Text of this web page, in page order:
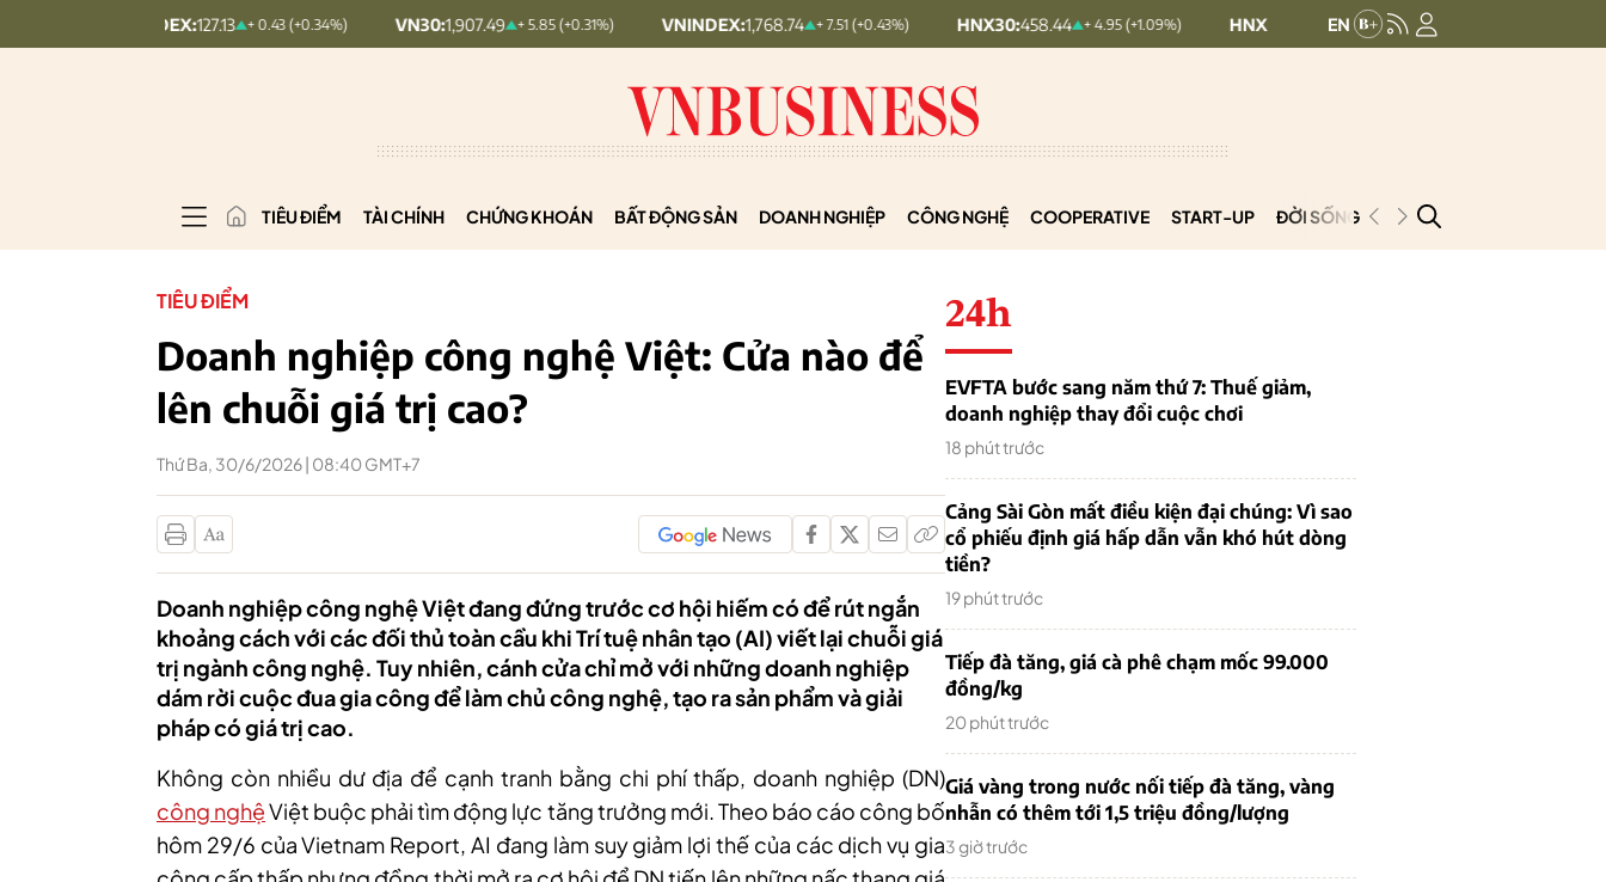
+ 0.43 (+0.34%) VN30: 1,907.49 + 5.85 (+0.31%) VNINDEX: 1,768.74 + 7.51 (+0.43%) HNX30: 458.44 + 4.95 (+1.09%) HNXINDEX:293 0.19 (0.06%) UPCOMINDEX:
TIÊU ĐIỂM TÀI CHÍNH CHỨNG KHOÁN BẤT ĐỘNG SẢN DOANH NGHIỆP CÔNG NGHỆ COOPERATIVE START-UP ĐỜI SỐNG PODCAST
TIÊU ĐIỂM
Doanh nghiệp công nghệ Việt: Cửa nào để
lên chuỗi giá trị cao?
Thứ Ba, 30/6/2026 | 08:40 GMT+7
Doanh nghiệp công nghệ Việt đang đứng trước cơ hội hiếm có để rút ngắn
khoảng cách với các đối thủ toàn cầu khi Trí tuệ nhân tạo (AI) viết lại chuỗi giá
trị ngành công nghệ. Tuy nhiên, cánh cửa chỉ mở với những doanh nghiệp
dám rời cuộc đua gia công để làm chủ công nghệ, tạo ra sản phẩm và giải
pháp có giá trị cao.
Không còn nhiều dư địa để cạnh tranh bằng chi phí thấp, doanh nghiệp (DN)
công nghệViệt buộc phải tìm động lực tăng trưởng mới. Theo báo cáo công bố
hôm 29/6 của Vietnam Report, AI đang làm suy giảm lợi thế của các dịch vụ gia
24h
EVFTA bước sang năm thứ 7: Thuế giảm,
doanh nghiệp thay đổi cuộc chơi
18 phút trước
Cảng Sài Gòn mất điều kiện đại chúng: Vì sao
cổ phiếu định giá hấp dẫn vẫn khó hút dòng
tiền?
19 phút trước
Tiếp đà tăng, giá cà phê chạm mốc 99.000
đồng/kg
20 phút trước
Giá vàng trong nước nối tiếp đà tăng, vàng
nhẫn có thêm tới 1,5 triệu đồng/lượng
3 giờ trước